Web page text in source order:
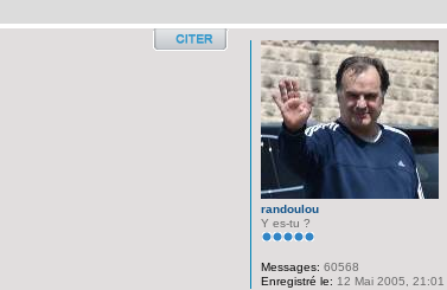
randoulou
Y es-tu ?
Messages: 60568
Enregistré le: 12 Mai 2005, 21:01